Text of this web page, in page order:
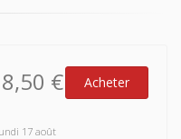
€ Acheter
17 août